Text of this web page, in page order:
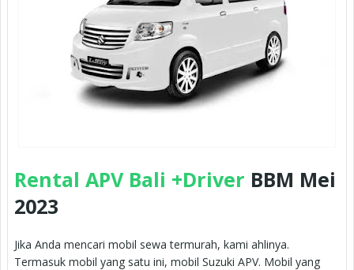
Rental APV Bali +Driver BBM Mei
2023
Jika Anda mencari mobil sewa termurah, kami ahlinya.
Termasuk mobil yang satu ini, mobil Suzuki APV. Mobil yang